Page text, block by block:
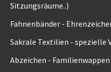
Sitzungsräume..)
Fahnenbänder -
Sakrale Textilien - spezielle
Abzeichen -